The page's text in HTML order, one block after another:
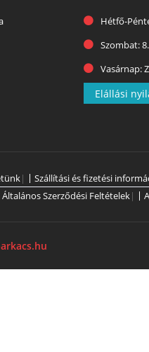
Hétfő-
Szombat:
Vasárnap:
Elállási
| Szállítási és fizetési
Általános Szerződési Feltételek|